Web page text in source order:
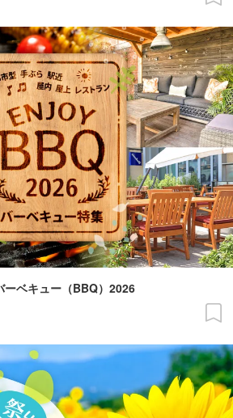
ーベキュー（BBQ）2026